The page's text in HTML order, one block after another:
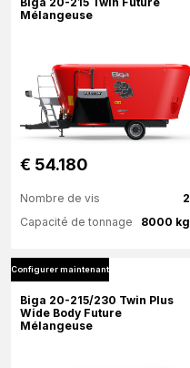
Mélangeuse
€ 54.180
2
Nombre de vis
8000 kg
Capacité de tonnage
Plus d'information
Configurer maintenant
Configurer maintenant
Biga 20-215/230 Twin Plus
Wide Body Future
Mélangeuse